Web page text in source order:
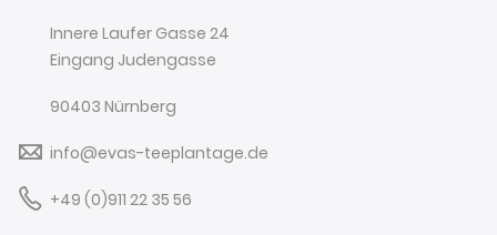
Innere Laufer Gasse 24
Eingang Judengasse
90403 Nürnberg
info@evas-teeplantage.de
+49 (0)911 22 35 56